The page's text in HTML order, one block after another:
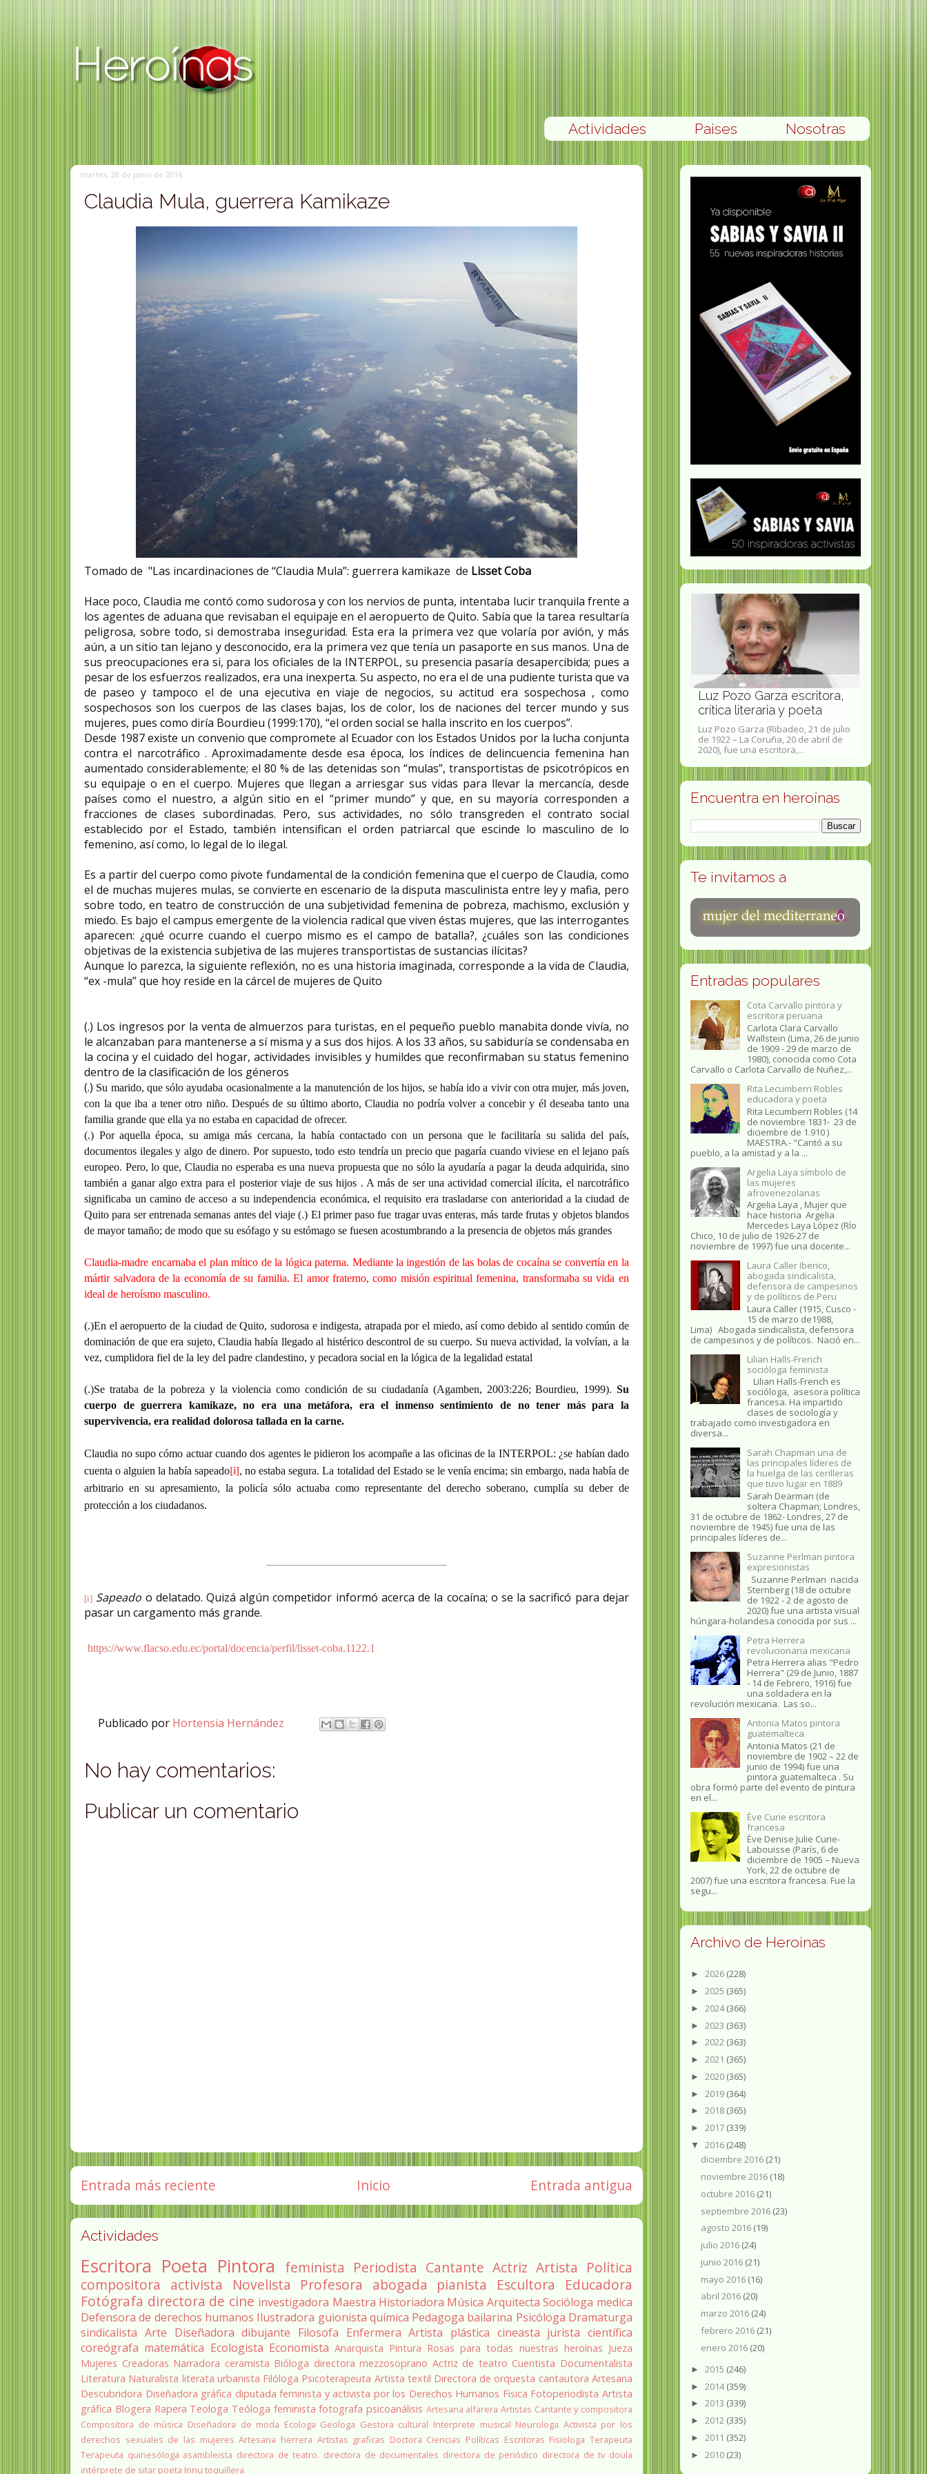
Nosotras
Paises
Actividades
martes, 28 de junio de 2016
Claudia Mula, guerrera Kamikaze
Tomado de "Las incardinaciones de “Claudia Mula”: guerrera kamikaze de Lisset Coba
Hace poco, Claudia me contó como sudorosa y con los nervios de punta, intentaba lucir tranquila frente a
los agentes de aduana que revisaban el equipaje en el aeropuerto de Quito. Sabía que la tarea resultaría
peligrosa, sobre todo, si demostraba inseguridad. Esta era la primera vez que volaría por avión, y más
aún, a un sitio tan lejano y desconocido, era la primera vez que tenía un pasaporte en sus manos. Una de
sus preocupaciones era si, para los oficiales de la INTERPOL, su presencia pasaría desapercibida; pues a
pesar de los esfuerzos realizados, era una inexperta. Su aspecto, no era el de una pudiente turista que va
de paseo y tampoco el de una ejecutiva en viaje de negocios, su actitud era sospechosa , como
sospechosos son los cuerpos de las clases bajas, los de color, los de naciones del tercer mundo y sus
mujeres, pues como diría Bourdieu (1999:170), “el orden social se halla inscrito en los cuerpos”.
Desde 1987 existe un convenio que compromete al Ecuador con los Estados Unidos por la lucha conjunta
contra el narcotráfico . Aproximadamente desde esa época, los índices de delincuencia femenina han
aumentado considerablemente; el 80 % de las detenidas son “mulas”, transportistas de psicotrópicos en
su equipaje o en el cuerpo. Mujeres que llegan a arriesgar sus vidas para llevar la mercancía, desde
países como el nuestro, a algún sitio en el “primer mundo” y que, en su mayoría corresponden a
fracciones de clases subordinadas. Pero, sus actividades, no sólo transgreden el contrato social
establecido por el Estado, también intensifican el orden patriarcal que escinde lo masculino de lo
femenino, así como, lo legal de lo ilegal.
Es a partir del cuerpo como pivote fundamental de la condición femenina que el cuerpo de Claudia, como
el de muchas mujeres mulas, se convierte en escenario de la disputa masculinista entre ley y mafia, pero
sobre todo, en teatro de construcción de una subjetividad femenina de pobreza, machismo, exclusión y
miedo. Es bajo el campus emergente de la violencia radical que viven éstas mujeres, que las interrogantes
aparecen: ¿qué ocurre cuando el cuerpo mismo es el campo de batalla?, ¿cuáles son las condiciones
objetivas de la existencia subjetiva de las mujeres transportistas de sustancias ilícitas?
Aunque lo parezca, la siguiente reflexión, no es una historia imaginada, corresponde a la vida de Claudia,
“ex -mula” que hoy reside en la cárcel de mujeres de Quito
(.) Los ingresos por la venta de almuerzos para turistas, en el pequeño pueblo manabita donde vivía, no
le alcanzaban para mantenerse a sí misma y a sus dos hijos. A los 33 años, su sabiduría se condensaba en
la cocina y el cuidado del hogar, actividades invisibles y humildes que reconfirmaban su status femenino
dentro de la clasificación de los géneros
(.) Su marido, que sólo ayudaba ocasionalmente a la manutención de los hijos, se había ido a vivir con otra mujer, más joven,
con la que iba a tener otro niño. Después de su último aborto, Claudia no podría volver a concebir y él deseaba tanto una
familia grande que ella ya no estaba en capacidad de ofrecer.
(.) Por aquella época, su amiga más cercana, la había contactado con un persona que le facilitaría su salida del país,
documentos ilegales y algo de dinero. Por supuesto, todo esto tendría un precio que pagaría cuando viviese en el lejano país
europeo. Pero, lo que, Claudia no esperaba es una nueva propuesta que no sólo la ayudaría a pagar la deuda adquirida, sino
también a ganar algo extra para el posterior viaje de sus hijos . A más de ser una actividad comercial ilícita, el narcotráfico
significaba un camino de acceso a su independencia económica, el requisito era trasladarse con anterioridad a la ciudad de
Quito para ser entrenada semanas antes del viaje (.) El primer paso fue tragar uvas enteras, más tarde frutas y objetos blandos
de mayor tamaño; de modo que su esófago y su estómago se fuesen acostumbrando a la presencia de objetos más grandes
Claudia-madre encarnaba el plan mítico de la lógica paterna. Mediante la ingestión de las bolas de cocaína se convertía en la
mártir salvadora de la economía de su familia. El amor fraterno, como misión espiritual femenina, transformaba su vida en
ideal de heroísmo masculino.
(.)En el aeropuerto de la ciudad de Quito, sudorosa e indigesta, atrapada por el miedo, así como debido al sentido común de
dominación de que era sujeto, Claudia había llegado al histérico descontrol de su cuerpo. Su nueva actividad, la volvían, a la
vez, cumplidora fiel de la ley del padre clandestino, y pecadora social en la lógica de la legalidad estatal
(.)Se trataba de la pobreza y la violencia como condición de su ciudadanía (Agamben, 2003:226; Bourdieu, 1999). Su
cuerpo de guerrera kamikaze, no era una metáfora, era el inmenso sentimiento de no tener más para la
supervivencia, era realidad dolorosa tallada en la carne.
Claudia no supo cómo actuar cuando dos agentes le pidieron los acompañe a las oficinas dela INTERPOL: ¿se habían dado
cuenta o alguien la había sapeado[i],no estaba segura. La totalidad del Estado se le venía encima; sin embargo, nada había de
arbitrario en su apresamiento, la policía sólo actuaba como representante del derecho soberano, cumplía su deber de
protección a los ciudadanos.
[i] Sapeado o delatado. Quizá algún competidor informó acerca de la cocaína; o se la sacrificó para dejar
pasar un cargamento más grande.
https://www.flacso.edu.ec/portal/docencia/perfil/lisset-coba.1122.1
Publicado por Hortensia Hernández
No hay comentarios:
Publicar un comentario
Entrada más reciente Entrada antigua
Inicio
Actividades
Escritora Poeta Pintora feminista Periodista Cantante Actriz Artista Política
compositora
activista Novelista Profesora abogada pianista Escultora
Educadora
Fotógrafa directora de cine investigadora Maestra Historiadora Música Arquitecta Socióloga medica
Defensora de derechos humanos Ilustradora guionista química Pedagoga bailarina Psicóloga Dramaturga
sindicalista Arte Diseñadora dibujante Filosofa Enfermera Artista plástica cineasta jurista científica
coreógrafa matemática Ecologista Economista Anarquista Pintura Rosas para todas nuestras heroínas Jueza
Mujeres Creadoras Narradora ceramista Bióloga directora mezzosoprano Actriz de teatro Cuentista Documentalista
Literatura Naturalista literata urbanista Filóloga Psicoterapeuta Artista textil Directora de orquesta cantautora Artesana
Descubridora Diseñadora gráfica diputada feminista y activista por los Derechos Humanos Fisica Fotoperiodista Artista
gráfica Blogera Rapera Teologa Teóloga feminista fotografa psicoanálisis Artesana alfarera Artistas Cantante y compositora
Compositora de música Diseñadora de moda Ecologa Geologa Gestora cultural Interprete musical Neurologa Activista por los
derechos sexuales de las mujeres Artesana herrera Artistas graficas Doctora Ciencias Políticas Escritoras Fisiologa Terapeuta
Terapeuta quinesóloga asambleista directora de teatro. directora de documentales directora de periódico directora de tv doula
intérprete de sitar poeta Innu toquillera
Chona Madera poeta
canaria
Asunción Madera (Las Palmas de
Gran Canaria, 1901- ibídem, 1980)
más conocida como Chona...
Rosa Manzano política
Rosa de Lima Manzano Gete
(Villanueva de Gumiel, Burgos, 25 de
julio de 1949 - Sierra de La...
Luz Pozo Garza escritora,
crítica literaria y poeta
Luz Pozo Garza (Ribadeo, 21 de julio
de 1922 – La Coruña, 20 de abril de
2020),​ fue una escritora,...
Encuentra en heroínas
Te invitamos a
Entradas populares
Cota Carvallo pintora y
escritora peruana
Carlota Clara Carvallo
Wallstein (Lima, 26 de junio
de 1909 - 29 de marzo de
1980), conocida como Cota
Carvallo o Carlota Carvallo de Nuñez,...
Rita Lecumberri Robles
educadora y poeta
Rita Lecumberri Robles (14
de noviembre 1831- 23 de
diciembre de 1.910 )
MAESTRA.- "Cantó a su
pueblo, a la amistad y a la ...
Argelia Laya símbolo de
las mujeres
afrovenezolanas
Argelia Laya , Mujer que
hace historia Argelia
Mercedes Laya López (Río
Chico, 10 de julio de 1926-27 de
noviembre de 1997) fue una docente...
Laura Caller Iberico,
abogada sindicalista,
defensora de campesinos
y de políticos de Peru
Laura Caller (1915, Cusco -
15 de marzo de1988,
Lima) Abogada sindicalista, defensora
de campesinos y de políticos. Nació en...
Lilian Halls-French
socióloga feminista
Lilian Halls-French es
socióloga, asesora política
francesa. Ha impartido
clases de sociología y
trabajado como investigadora en
diversa...
Sarah Chapman una de
las principales líderes de
la huelga de las cerilleras
que tuvo lugar en 1889
Sarah Dearman (de
soltera Chapman; Londres,
31 de octubre de 1862​- Londres, 27 de
noviembre de 1945)​ fue una de las
principales líderes de...
Suzanne Perlman pintora
expresionistas
Suzanne Perlman nacida
Sternberg (18 de octubre
de 1922 - 2 de agosto de
2020) fue una artista visual
húngara-holandesa conocida por sus ...
Petra Herrera
revolucionaria mexicana
Petra Herrera alias "Pedro
Herrera" (29 de Junio, 1887
- 14 de Febrero, 1916) fue
una soldadera en la
revolución mexicana. Las so...
Antonia Matos pintora
guatemalteca
Antonia Matos (21 de
noviembre de 1902 – 22 de
junio de 1994) fue una
pintora guatemalteca . Su
obra formó parte del evento de pintura
en el...
Ève Curie escritora
francesa
Ève Denise Julie Curie-
Labouisse (París, 6 de
diciembre de 1905 – Nueva
York, 22 de octubre de
2007) fue una escritora francesa. Fue la
segu...
Archivo de Heroinas
► 2026 (228)
► 2025 (365)
► 2024(366)
► 2023 (363)
► 2022 (363)
► 2021 (365)
► 2020 (365)
► 2019 (364)
► 2018 (365)
► 2017 (339)
▼ 2016 (248)
diciembre 2016 (21)
noviembre 2016 (18)
octubre 2016 (21)
septiembre 2016 (23)
agosto 2016 (19)
julio 2016 (24)
junio 2016 (21)
mayo 2016 (16)
abril 2016 (20)
marzo 2016 (24)
febrero 2016 (21)
enero 2016 (20)
► 2015 (246)
► 2014(359)
► 2013 (339)
► 2012 (335)
► 2011 (352)
► 2010 (23)